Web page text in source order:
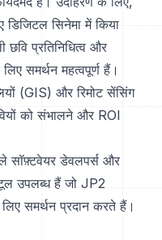
सिनेमा में किया
छवि प्रतिनिधित्व और
समर्थन महत्वपूर्ण हैं।
(GIS) और रिमोट सेंसिंग
को संभालने और ROI
सॉफ़्टवेयर डेवलपर्स और
उपलब्ध हैं जो JP2
समर्थन प्रदान करते हैं।